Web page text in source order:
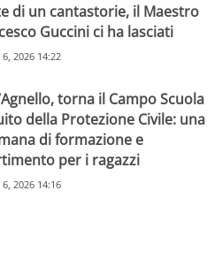
di un cantastorie, il Maestro
Guccini ci ha lasciati
2026 14:22
torna il Campo Scuola
della Protezione Civile: una
di formazione e
per i ragazzi
2026 14:16